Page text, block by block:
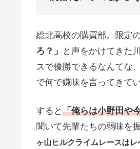
総北高校の購買部。限定
ろ？」
と声をかけてきた
スで優勝できるなんてな
で何で嫌味を言ってきて
すると 「俺らは小野田や
聞いて先輩たちの弱味を
ヶ山ヒルクライムレースはレ